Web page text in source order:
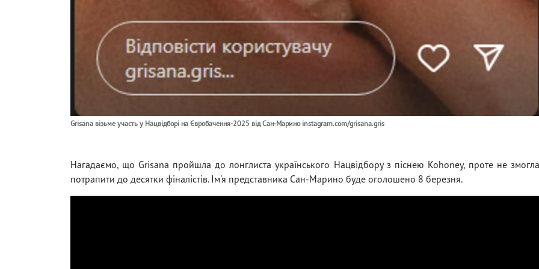
Grisana візьме участь у Нацвідборі на Євробачення-2025 від Сан-Марино instagram.com/grisana.gris
Нагадаємо, що Grisana пройшла до лонглиста українського Нацвідбору з піснею Kohoney, проте не змогла
потрапити до десятки фіналістів. Ім'я представника Сан-Марино буде оголошено 8 березня.